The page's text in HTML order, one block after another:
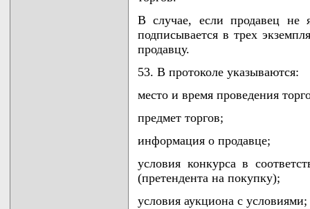
В случае, если продавец не
подписывается в трех
продавцу.
53. В протоколе указываются:
место и время проведения
предмет торгов;
информация о продавце;
условия конкурса в
(претендента на покупку);
условия аукциона с условиями;